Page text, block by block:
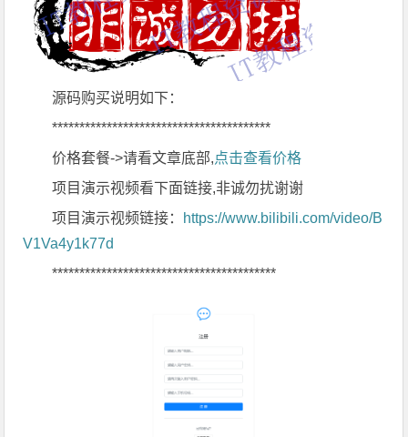
源码购买说明如下：
****************************************
价格套餐->请看文章底部,点击查看价格
项目演示视频看下面链接,非诚勿扰谢谢
项目演示视频链接： https://www.bilibili.com/video/B
V1Va4y1k77d
*****************************************